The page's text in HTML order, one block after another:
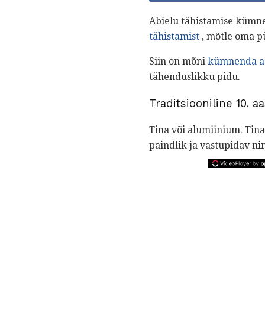
Abielu tähistamise
tähistamist , mõtle oma
Siin on mõni kümnenda
tähenduslikku pidu.
Traditsiooniline 10.
Tina või alumiinium.
paindlik ja vastupidav